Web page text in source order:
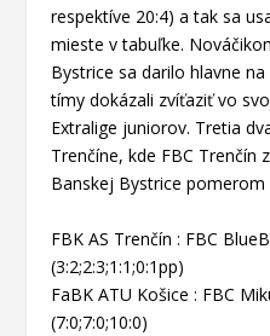
respektíve 20:4) a tak sa
mieste v tabuľke.
Bystrice sa darilo hlavne
tímy dokázali zvíťaziť vo
Extralige juniorov. Tretia
Trenčíne, kde FBC Trenčín
Banskej Bystrice pomerom
FBK AS Trenčín : FBC
(3:2;2:3;1:1;0:1pp)
FaBK ATU Košice : FBC
(7:0;7:0;10:0)